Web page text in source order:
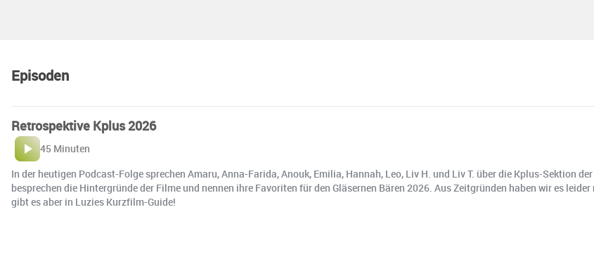
Episoden
Retrospektive Kplus 2026
45 Minuten
In der heutigen Podcast-Folge sprechen Amaru, Anna-Farida, Anouk, Emilia, Hannah, Leo, Liv H. und Liv T. über die Kplus-Sektion
besprechen die Hintergründe der Filme und nennen ihre Favoriten für den Gläsernen Bären 2026. Aus Zeitgründen haben wir es
gibt es aber in Luzies Kurzfilm-Guide!